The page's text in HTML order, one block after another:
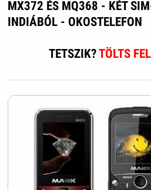
MX372 ÉS MQ368 - KÉT
INDIÁBÓL - OKOSTELEFON
TETSZIK?TÖLTS